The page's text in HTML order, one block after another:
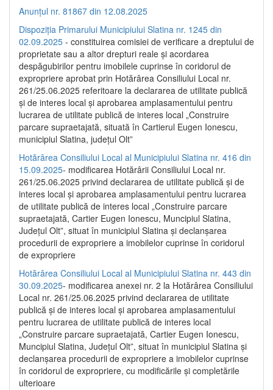
Anunțul nr. 81867 din 12.08.2025
Dispoziția Primarului Municipiului Slatina nr. 1245 din
02.09.2025 - constituirea comisiei de verificare a dreptului de
proprietate sau a altor drepturi reale și acordarea
despăgubirilor pentru imobilele cuprinse în coridorul de
expropriere aprobat prin Hotărârea Consiliului Local nr.
261/25.06.2025 referitoare la declararea de utilitate publică
și de interes local și aprobarea amplasamentului pentru
lucrarea de utilitate publică de interes local „Construire
parcare supraetajată, situată în Cartierul Eugen Ionescu,
municipiul Slatina, județul Olt”
Hotărârea Consiliului Local al Municipiului Slatina nr. 416 din
15.09.2025- modificarea Hotărârii Consiliului Local nr.
261/25.06.2025 privind declararea de utilitate publică și de
interes local și aprobarea amplasamentului pentru lucrarea
de utilitate publică de interes local „Construire parcare
supraetajată, Cartier Eugen Ionescu, Muncipiul Slatina,
Județul Olt”, situat în municipiul Slatina și declanșarea
procedurii de expropriere a imobilelor cuprinse în coridorul
de expropriere
Hotărârea Consiliului Local al Municipiului Slatina nr. 443 din
30.09.2025- modificarea anexei nr. 2 la Hotărârea Consiliului
Local nr. 261/25.06.2025 privind declararea de utilitate
publică şi de interes local şi aprobarea amplasamentului
pentru lucrarea de utilitate publică de interes local
„Construire parcare supraetajată, Cartier Eugen Ionescu,
Muncipiul Slatina, Judeţul Olt”, situat în municipiul Slatina şi
declanşarea procedurii de expropriere a imobilelor cuprinse
în coridorul de expropriere, cu modificările şi completările
ulterioare